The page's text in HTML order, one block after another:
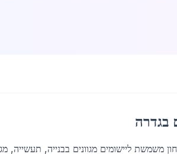
בגדרה
משמשת ליישומים מגוונים בבנייה, תעשייה,